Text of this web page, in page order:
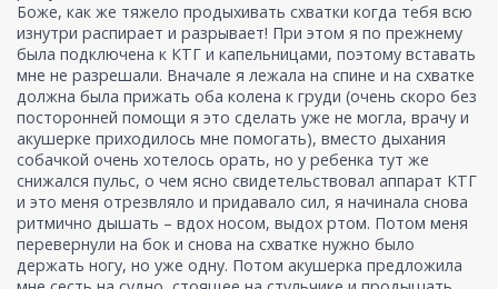
Боже, как же тяжело продыхивать схватки когда тебя всю
изнутри распирает и разрывает! При этом я по прежнему
была подключена к КТГ и капельницами, поэтому вставать
мне не разрешали. Вначале я лежала на спине и на схватке
должна была прижать оба колена к груди (очень скоро без
посторонней помощи я это сделать уже не могла, врачу и
акушерке приходилось мне помогать), вместо дыхания
собачкой очень хотелось орать, но у ребенка тут же
снижался пульс, о чем ясно свидетельствовал аппарат КТГ
и это меня отрезвляло и придавало сил, я начинала снова
ритмично дышать – вдох носом, выдох ртом. Потом меня
перевернули на бок и снова на схватке нужно было
держать ногу, но уже одну. Потом акушерка предложила